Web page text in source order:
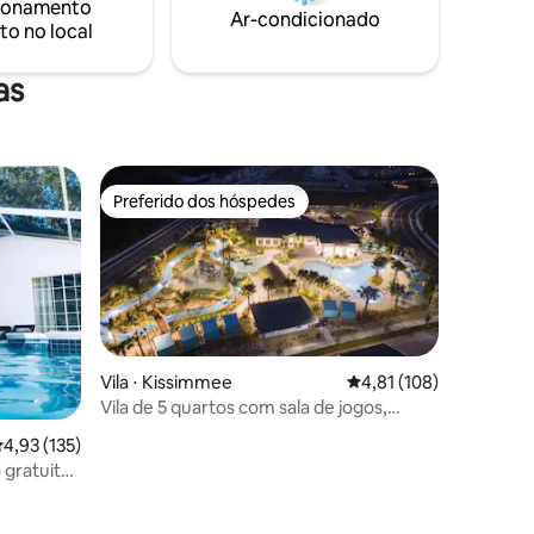
criar
privilegiada: apenas 7 milhas para a
Disney e 19 milhas para as atrações de
no local
Ar-condicionado
de uma avaliação média de 5, 135 avaliações
4,93 (135)
gratuito
Preferido dos hóspedes
Preferido dos hóspedes
Vila ⋅ Kissimmee 4,81 de uma avaliação
4,81 (108)
Vila de 5 quartos com sala de jogos,